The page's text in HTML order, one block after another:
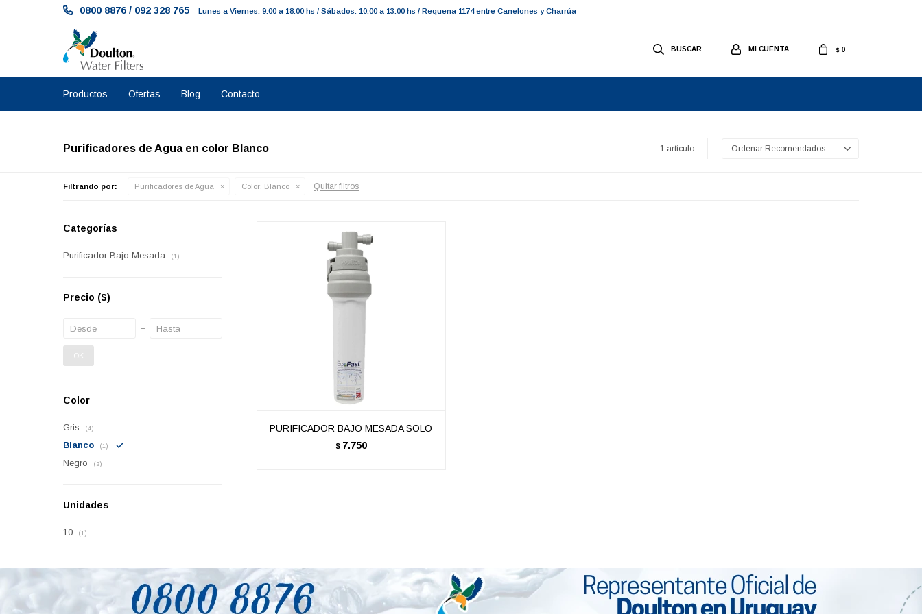
Productos Ofertas Blog Contacto
$ 0
0800 8876 / 092 328 765 Lunes a Viernes: 9:00 a 18:00 hs / Sábados: 10:00 a 13:00 hs / Requena 1174 entre Canelones y Charrúa
Purificadores de Agua en color Blanco 1 artículo Recomendados
Filtrando por: Purificadores de Agua Color: Blanco Quitar filtros
PURIFICADOR BAJO MESADA SOLO
$ 7.750
Categorías
Purificador Bajo Mesada (1)
Precio ($)
OK
Color
Gris (4)
Blanco (1)
Negro (2)
Unidades
10 (1)